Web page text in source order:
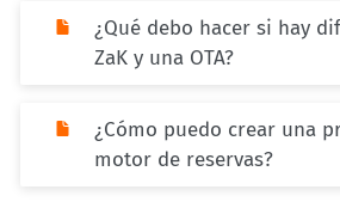
¿Qué debo hacer si hay
ZaK y una OTA?
¿Cómo puedo crear una
motor de reservas?